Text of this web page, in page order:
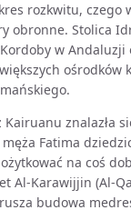
rozkwitu, czego
obronne. Stolica
w Andaluzji
ośrodków
znalazła
Fatima
na coś
Al-Karawijjin (Al-
budowa